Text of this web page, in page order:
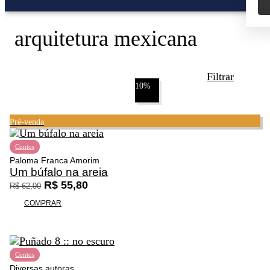
arquitetura mexicana
Filtrar
Promoção
10%
Pré-venda
Contos
Paloma Franca Amorim
Um búfalo na areia
R$62,00 O
p
r
ç
o
R$ 55,80O
o
COMPRAR
Contos